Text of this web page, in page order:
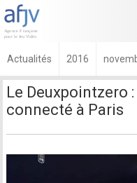
Actualités 2016
Le Deuxpointzero
connecté à Paris